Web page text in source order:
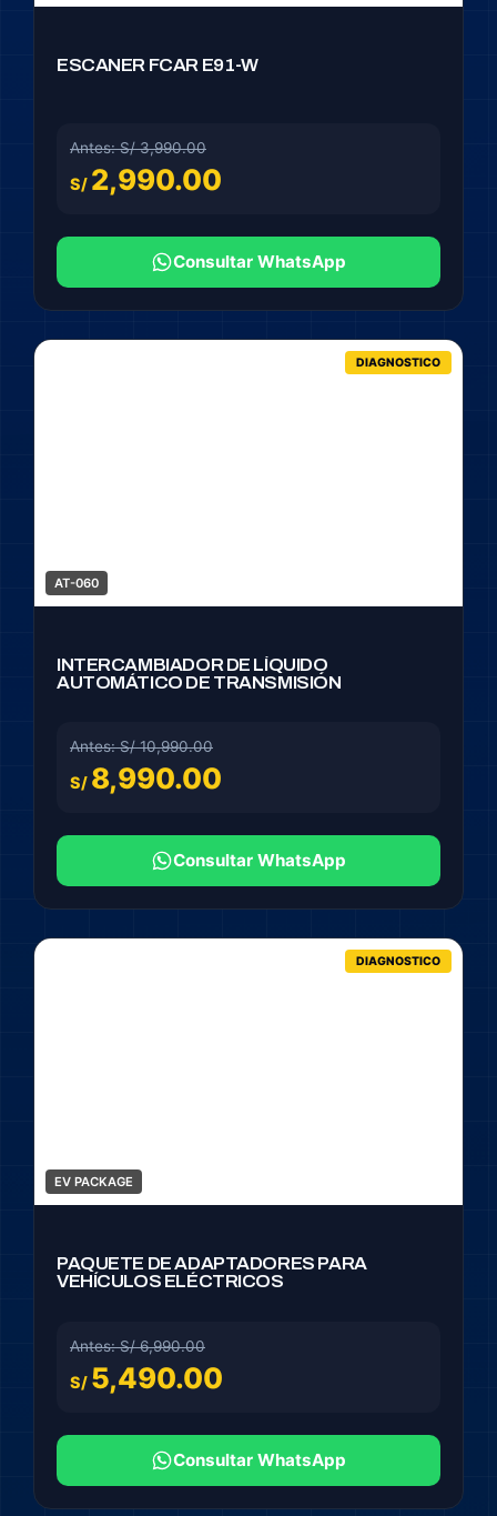
ESCANER FCAR E91-W
Antes: S/ 3,990.00
S/ 2,990.00
Consultar WhatsApp
DIAGNOSTICO
AT-060
INTERCAMBIADOR DE LÍQUIDO
AUTOMÁTICO DE TRANSMISIÓN
Antes: S/ 10,990.00
S/ 8,990.00
Consultar WhatsApp
DIAGNOSTICO
EV PACKAGE
PAQUETE DE ADAPTADORES PARA
VEHÍCULOS ELÉCTRICOS
Antes: S/ 6,990.00
S/ 5,490.00
Consultar WhatsApp